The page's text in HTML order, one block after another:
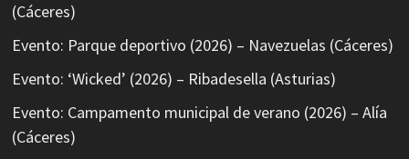
(Cáceres)
Evento: Parque deportivo (2026) – Navezuelas (Cáceres)
Evento: ‘Wicked’ (2026) – Ribadesella (Asturias)
Evento: Campamento municipal de verano (2026) – Alía
(Cáceres)